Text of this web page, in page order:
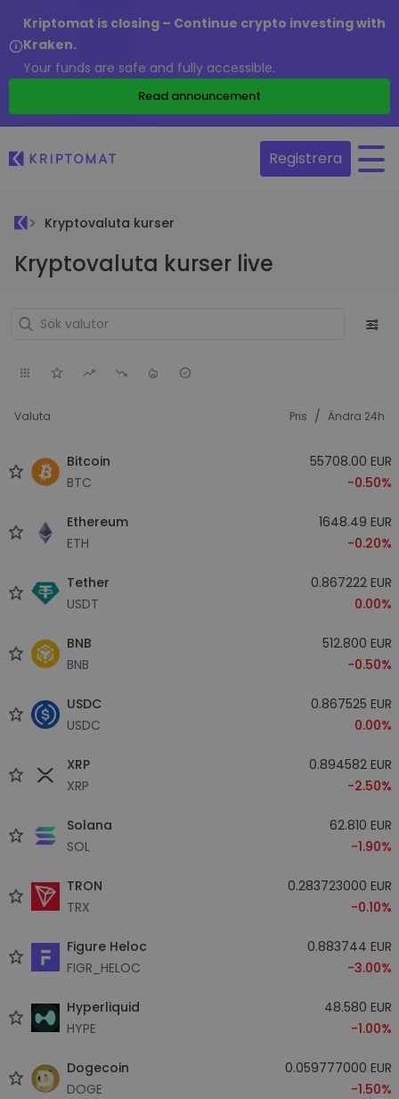
Kriptomat is closing – Continue crypto investing with
Kraken.
Your funds are safe and fully accessible.
Read announcement
Registrera
Kryptovaluta kurser
Kryptovaluta kurser live
Valuta Pris / Ändra 24h
Bitcoin
BTC
55708.00 EUR
-0.50%
Ethereum
ETH
1648.49 EUR
-0.20%
Tether
USDT
0.867222 EUR
0.00%
BNB
BNB
512.800 EUR
-0.50%
USDC
USDC
0.867525 EUR
0.00%
XRP
XRP
0.894582 EUR
-2.50%
Solana
SOL
62.810 EUR
-1.90%
TRON
TRX
0.283723000 EUR
-0.10%
Figure Heloc
FIGR_HELOC
0.883744 EUR
-3.00%
Hyperliquid
HYPE
48.580 EUR
-1.00%
Dogecoin
DOGE
0.059777000 EUR
-1.50%